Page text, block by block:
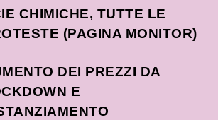
CHIMICHE, TUTTE LE
(PAGINA MONITOR)
DEI PREZZI DA
E